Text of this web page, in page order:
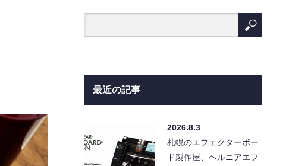
最近の記事
2026.8.3
札幌のエフェクターボー
ド製作屋、ヘルニアエフ